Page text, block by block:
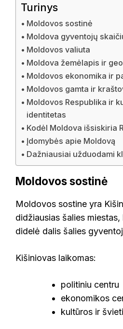
Turinys
Moldovos sostinė
Moldova gyventojų
Moldovos valiuta
Moldova žemėlapis ir
Moldovos ekonomika ir
Moldovos gamta ir
Moldovos Respublika ir
identitetas
Kodėl Moldova išsiskiria
Įdomybės apie Moldovą
Dažniausiai užduodami
Moldovos sostinė
Moldovos sostine yra
didžiausias šalies
didelė dalis šalies
Kišiniovas laikomas:
politiniu centru
ekonomikos
kultūros ir